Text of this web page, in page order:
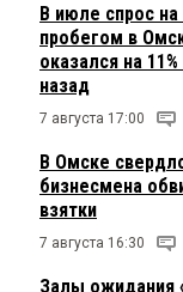
В июле спрос
пробегом в
оказался на
назад
7 августа 17:00
В Омске
бизнесмена
взятки
7 августа 16:30
Залы ожидания